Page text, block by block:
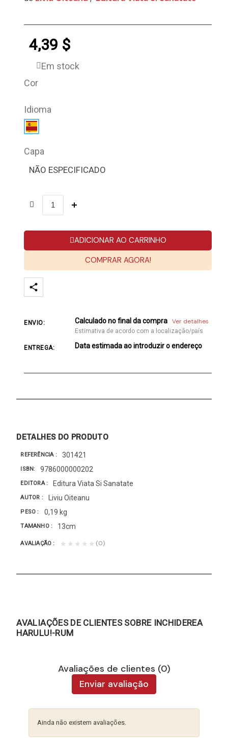
4,39 $
Em stock
Cor
Idioma
Capa
NÃO ESPECIFICADO
ADICIONAR AO CARRINHO
COMPRAR AGORA!
ENVIO: Calculado no final da compra Ver detalhes
Estimativa de acordo com a localização/país
ENTREGA: Data estimada ao introduzir o endereço
DETALHES DO PRODUTO
REFERÊNCIA 301421
ISBN 9786000000202
EDITORA Editura Viata Si Sanatate
AUTOR Liviu Oiteanu
PESO 0,19 kg
TAMANHO 13cm
AVALIAÇÃO ★★★★★ (0)
AVALIAÇÕES DE CLIENTES SOBRE INCHIDEREA
HARULU!-RUM
Avaliações de clientes (0)
Enviar avaliação
Ainda não existem avaliações.